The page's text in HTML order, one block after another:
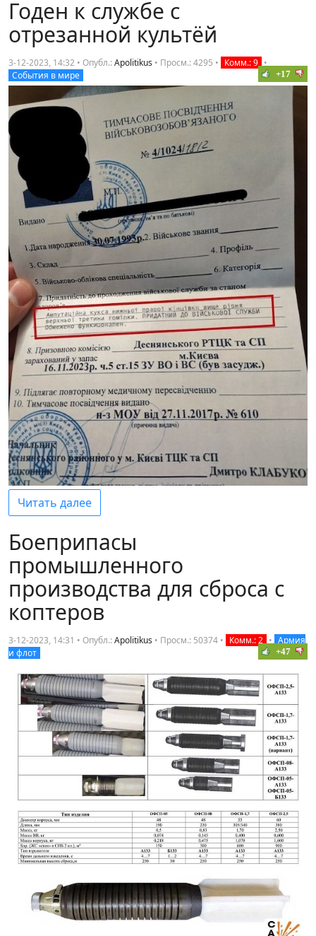
Годен к службе с
отрезанной культёй
3-12-2023, 14:32 • Опубл.:Apolitikus • Просм.: 4295 • Комм.: 9 •
События в мире
+17
Читать далее
Боеприпасы
промышленного
производства для сброса с
коптеров
3-12-2023, 14:31 • Опубл.:Apolitikus • Просм.: 50374 • Комм.: 2 • Армия
и флот
+47